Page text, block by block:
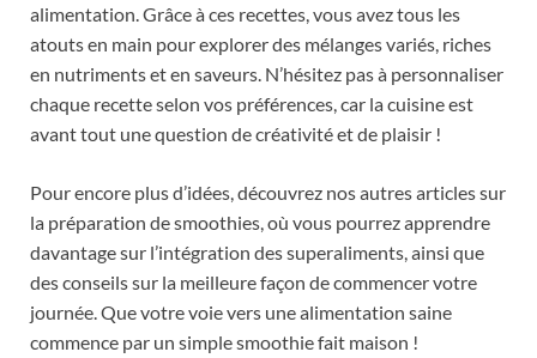
alimentation. Grâce à ces recettes, vous avez tous les
atouts en main pour explorer des mélanges variés, riches
en nutriments et en saveurs. N’hésitez pas à personnaliser
chaque recette selon vos préférences, car la cuisine est
avant tout une question de créativité et de plaisir !
Pour encore plus d’idées, découvrez nos autres articles sur
la préparation de smoothies, où vous pourrez apprendre
davantage sur l’intégration des superaliments, ainsi que
des conseils sur la meilleure façon de commencer votre
journée. Que votre voie vers une alimentation saine
commence par un simple smoothie fait maison !